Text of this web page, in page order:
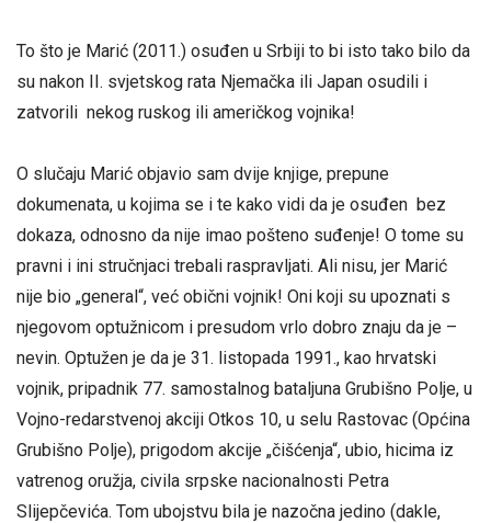
To što je Marić (2011.) osuđen u Srbiji to bi isto tako bilo da
su nakon II. svjetskog rata Njemačka ili Japan osudili i
zatvorili nekog ruskog ili američkog vojnika!
O slučaju Marić objavio sam dvije knjige, prepune
dokumenata, u kojima se i te kako vidi da je osuđen bez
dokaza, odnosno da nije imao pošteno suđenje! O tome su
pravni i ini stručnjaci trebali raspravljati. Ali nisu, jer Marić
nije bio „general“, već obični vojnik! Oni koji su upoznati s
njegovom optužnicom i presudom vrlo dobro znaju da je –
nevin. Optužen je da je 31. listopada 1991., kao hrvatski
vojnik, pripadnik 77. samostalnog bataljuna Grubišno Polje, u
Vojno-redarstvenoj akciji Otkos 10, u selu Rastovac (Općina
Grubišno Polje), prigodom akcije „čišćenja“, ubio, hicima iz
vatrenog oružja, civila srpske nacionalnosti Petra
Slijepčevića. Tom ubojstvu bila je nazočna jedino (dakle,